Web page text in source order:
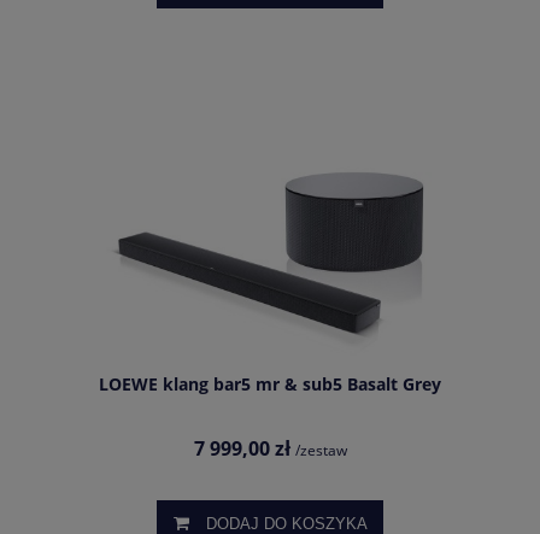
LOEWE klang bar5 mr & sub5 Basalt Grey
7 999,00 zł /zestaw
DODAJ DO KOSZYKA